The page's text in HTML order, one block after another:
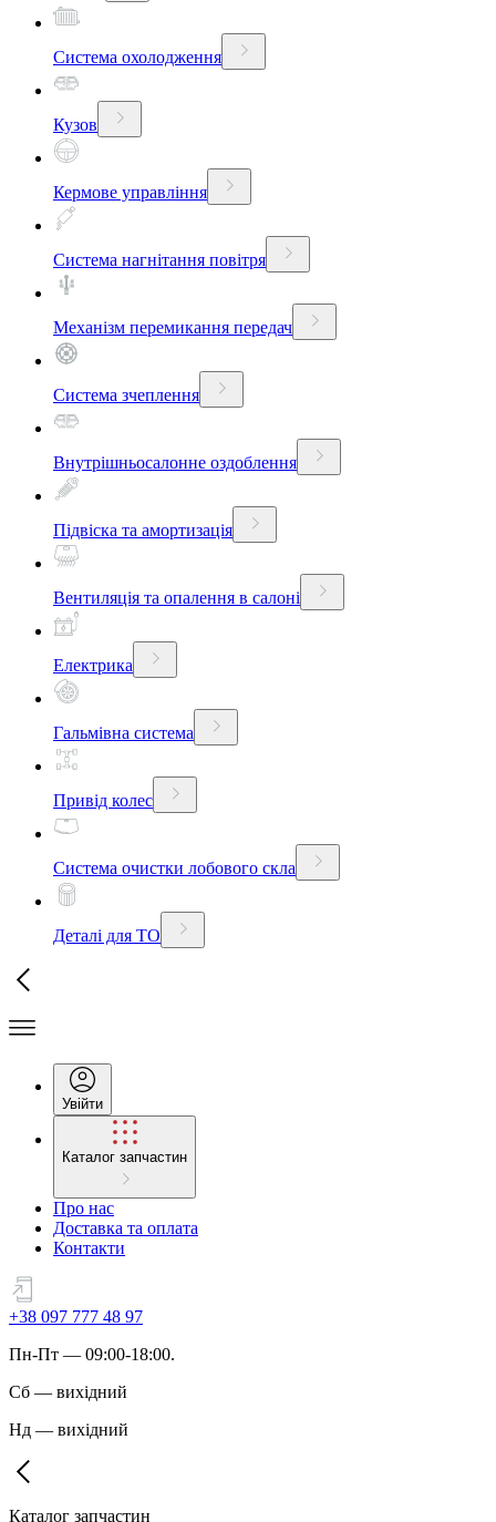
Система охолодження
Кузов
Кермове управління
Система нагнітання повітря
Механізм перемикання передач
Система зчеплення
Внутрішньосалонне оздоблення
Підвіска та амортизація
Вентиляція та опалення в салоні
Електрика
Гальмівна система
Привід колес
Система очистки лобового скла
Деталі для ТО
Увійти
Каталог запчастин
Про нас
Доставка та оплата
Контакти
+38 097 777 48 97
Пн-Пт — 09:00-18:00.
Сб — вихідний
Нд — вихідний
Каталог запчастин